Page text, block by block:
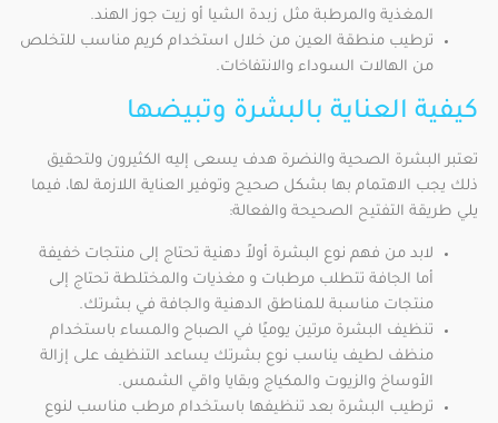
المغذية والمرطبة مثل زبدة الشيا أو زيت جوز الهند.
ترطيب منطقة العين من خلال استخدام كريم مناسب للتخلص
من الهالات السوداء والانتفاخات.
كيفية العناية بالبشرة وتبيضها
تعتبر البشرة الصحية والنضرة هدف يسعى إليه الكثيرون ولتحقيق
ذلك يجب الاهتمام بها بشكل صحيح وتوفير العناية اللازمة لها، فيما
يلي طريقة التفتيح الصحيحة والفعالة:
لابد من فهم نوع البشرة أولاً دهنية تحتاج إلى منتجات خفيفة
أما الجافة تتطلب مرطبات و مغذيات والمختلطة تحتاج إلى
منتجات مناسبة للمناطق الدهنية والجافة في بشرتك.
تنظيف البشرة مرتين يوميًا في الصباح والمساء باستخدام
منظف لطيف يناسب نوع بشرتك يساعد التنظيف على إزالة
الأوساخ والزيوت والمكياج وبقايا واقي الشمس.
ترطيب البشرة بعد تنظيفها باستخدام مرطب مناسب لنوع